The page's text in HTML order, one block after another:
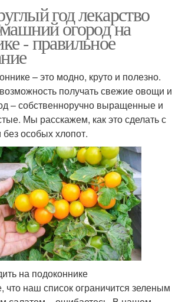
год лекарство
огород на
- правильное
– это модно, круто и полезно.
получать свежие овощи и
– собственноручно выращенные и
Мы расскажем, как это сделать с
особых хлопот.
на подоконнике
что наш список ограничится зеленым